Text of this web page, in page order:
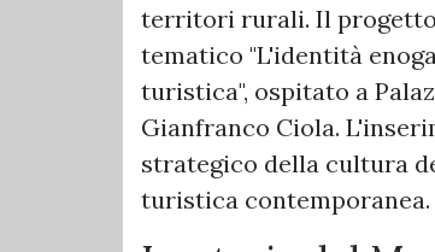
territori rurali. Il progetto
tematico "L'identità
turistica", ospitato a
Gianfranco Ciola.
strategico della cultura
turistica contemporanea.